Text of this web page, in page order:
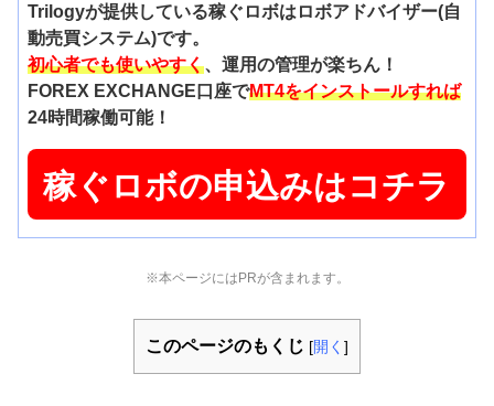
Trilogyが提供している稼ぐロボはロボアドバイザー(自
動売買システム)です。
初心者でも使いやすく、運用の管理が楽ちん！
FOREX EXCHANGE口座でMT4をインストールすれば
24時間稼働可能！
稼ぐロボの申込みはコチラ
※本ページにはPRが含まれます。
このページのもくじ [開く ]